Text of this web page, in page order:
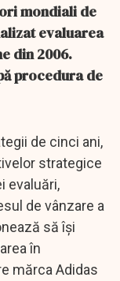
mondiali de
evaluarea
din 2006.
procedura de
de cinci ani,
strategice
evaluări,
de vânzare a
să își
în
mărca Adidas